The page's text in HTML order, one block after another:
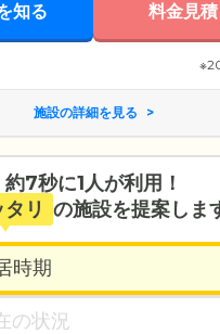
知る 料金見積
施設の詳細を見る
約7秒に1人が利用！
タリ の施設を提案しま